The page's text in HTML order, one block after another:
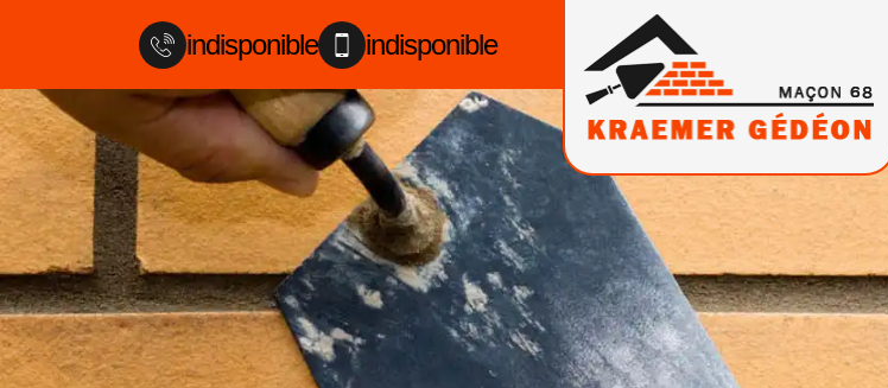
indisponible indisponible